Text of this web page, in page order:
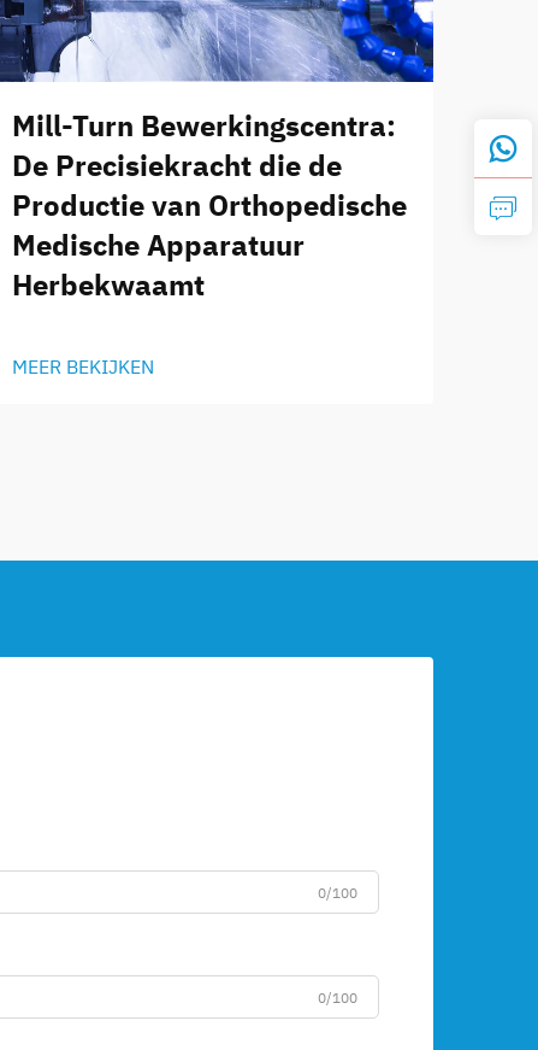
Mill-Turn Bewerkingscentra:
De Precisiekracht die de
Productie van Orthopedische
Medische Apparatuur
Herbekwaamt
MEER BEKIJKEN
0/100
0/100